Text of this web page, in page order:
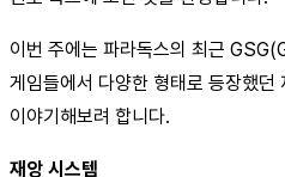
이번 주에는 파라독스의 최근
게임들에서 다양한 형태로 등장했
이야기해보려 합니다.
재앙 시스템